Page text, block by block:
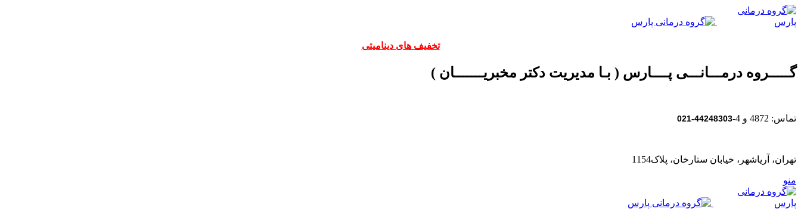
تخفیف های دینامیتی
گـــــروه درمـــانـــی پــــارس ( بـا مدیریت دکتر مخبریـــــــان )
تماس: 4872 و 4- 44248303-021
تهران، آریاشهر، خیابان ستارخان، پلاک1154
منو